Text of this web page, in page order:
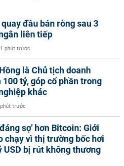
đầu bán ròng sau 3
liên tiếp
1 phút trước
là Chủ tịch doanh
100 tỷ, góp cổ phần trong
khác
trước
sợ' hơn Bitcoin: Giới
chạy vì thị trường bốc hơi
USD bị rút không thương